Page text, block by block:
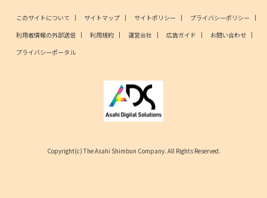
このサイトについて サイトマップ サイトポリシー
プライバシーポリシー
利用者情報の外部送信
利用規約 運営会社 広告ガイド
お問い合わせ
プライバシーポータル
Copyright(c) The Asahi Shimbun Company. All Rights Reserved.